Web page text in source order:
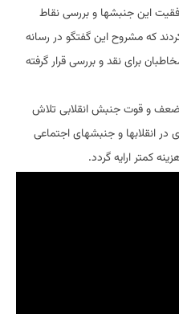
این جنبشها و بررسی نقاط
که مشروح این گفتگو در رسانه
برای نقد و بررسی قرار گرفته
ضعف و قوت جنبش انقلابی تلاش
انقلابها و جنبشهای اجتماعی
کمتر ارایه گردد.